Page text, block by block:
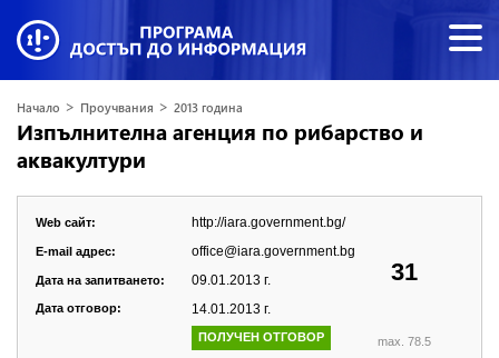
Начало > Проучвания > 2013 година
Изпълнителна агенция по рибарство и
аквакултури
31
max. 78.5
Web сайт: http://iara.government.bg/
E-mail адрес: office@iara.government.bg
Дата на запитването: 09.01.2013 г.
Дата отговор: 14.01.2013 г.
ПОЛУЧЕН ОТГОВОР